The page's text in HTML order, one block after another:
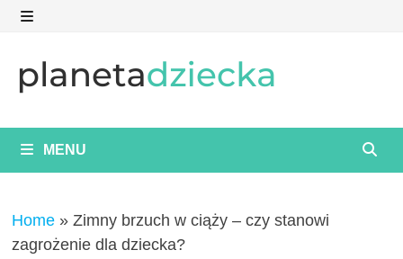
Skip
content
MENU
Home »Zimny brzuch w ciąży – czy stanowi
zagrożenie dla dziecka?